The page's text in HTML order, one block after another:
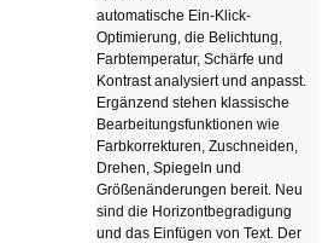
automatische Ein-Klick-
Optimierung, die Belichtung,
Farbtemperatur, Schärfe und
Kontrast analysiert und anpasst.
Ergänzend stehen klassische
Bearbeitungsfunktionen wie
Farbkorrekturen, Zuschneiden,
Drehen, Spiegeln und
Größenänderungen bereit. Neu
sind die Horizontbegradigung
und das Einfügen von Text. Der